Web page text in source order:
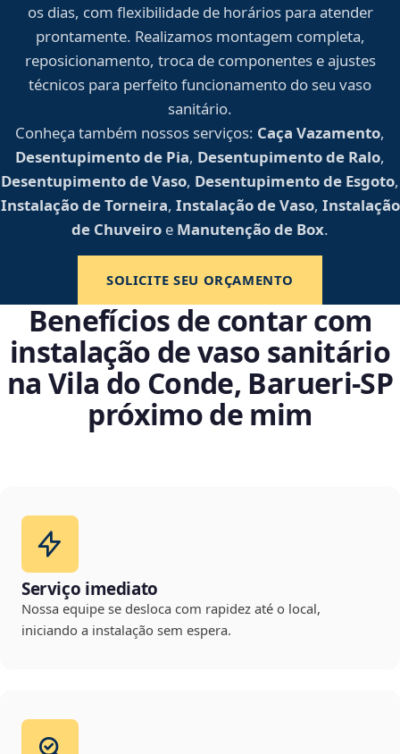
os dias, com flexibilidade de horários para atender
prontamente. Realizamos montagem completa,
reposicionamento, troca de componentes e ajustes
técnicos para perfeito funcionamento do seu vaso
sanitário.
Conheça também nossos serviços: Caça Vazamento,
Desentupimento de Pia, Desentupimento de Ralo,
Desentupimento de Vaso, Desentupimento de Esgoto,
Instalação de Torneira, Instalação de Vaso, Instalação
de Chuveiro e Manutenção de Box.
SOLICITE SEU ORÇAMENTO
Benefícios de contar com
instalação de vaso sanitário
na Vila do Conde, Barueri‑SP
próximo de mim
Serviço imediato
Nossa equipe se desloca com rapidez até o local,
iniciando a instalação sem espera.